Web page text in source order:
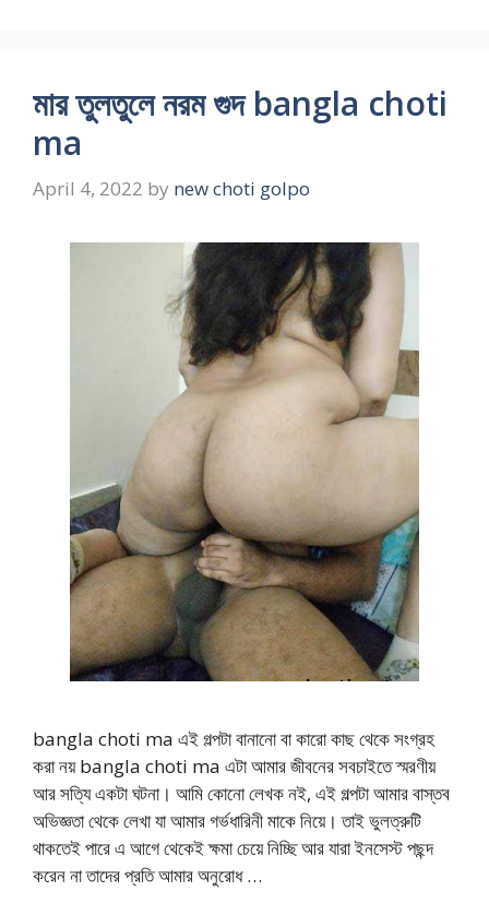
মার তুলতুলে নরম গুদ bangla choti
ma
April 4, 2022 by new choti golpo
bangla choti ma এই গল্পটা বানানো বা কারো কাছ থেকে সংগ্রহ
করা নয় bangla choti ma এটা আমার জীবনের সবচাইতে স্মরণীয়
আর সত্যি একটা ঘটনা। আমি কোনো লেখক নই, এই গল্পটা আমার বাস্তব
অভিজ্ঞতা থেকে লেখা যা আমার গর্ভধারিনী মাকে নিয়ে। তাই ভুলত্রুটি
থাকতেই পারে এ আগে থেকেই ক্ষমা চেয়ে নিচ্ছি আর যারা ইনসেস্ট পছন্দ
করেন না তাদের প্রতি আমার অনুরোধ …